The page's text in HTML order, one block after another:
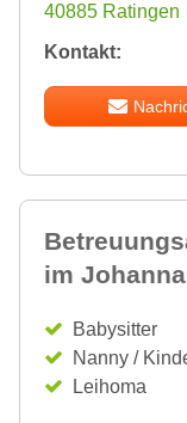
40885 Ratingen
Kontakt:
im
Babysitter
Nanny /
Leihoma